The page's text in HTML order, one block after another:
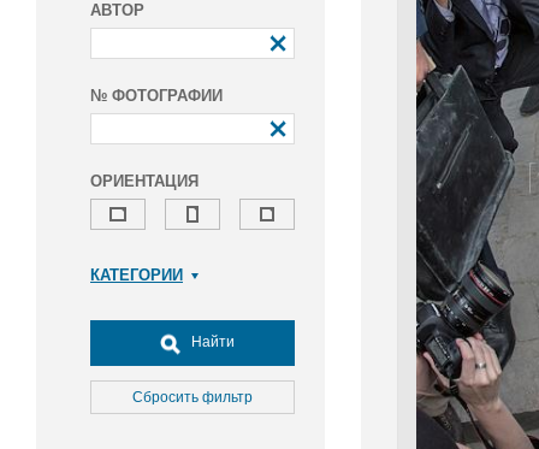
АВТОР
№ ФОТОГРАФИИ
ОРИЕНТАЦИЯ
КАТЕГОРИИ
Досуг, туризм и отдых
Культура
Медицина
Найти
Сбросить фильтр